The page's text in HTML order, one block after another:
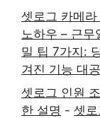
셋로그 카메
노하우 – 근무
밀 팁 7가지:
겨진 기능 대
셋로그 인원
한 설명 - 셋